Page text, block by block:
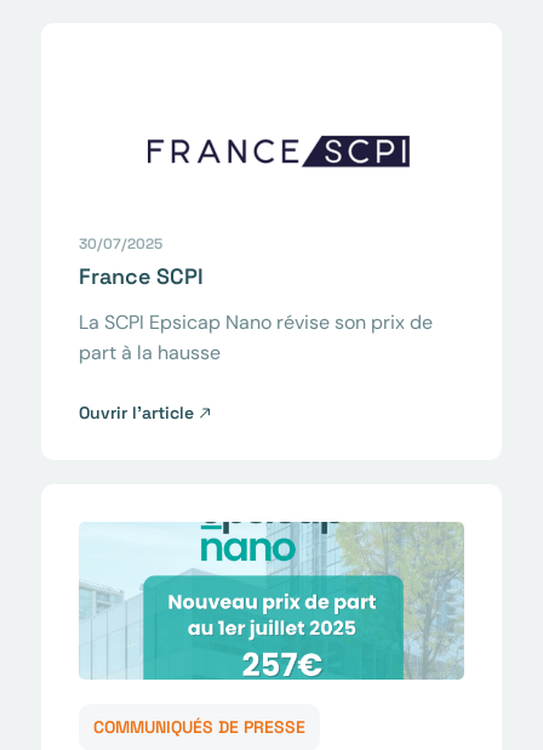
30/07/2025
France SCPI
La SCPI Epsicap Nano révise son prix de
part à la hausse
Ouvrir l’article
COMMUNIQUÉS DE PRESSE